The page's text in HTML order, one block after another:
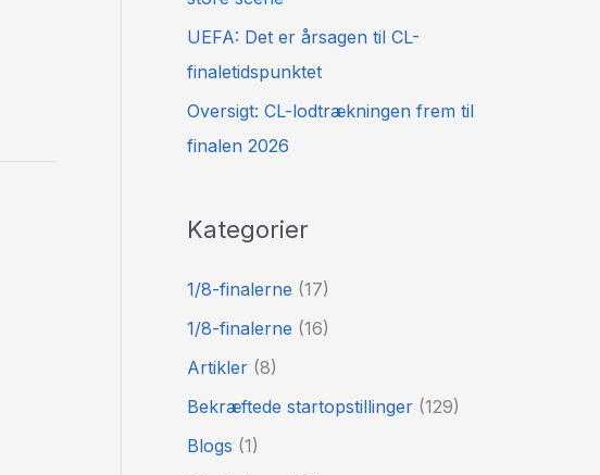
UEFA: Det er årsagen til CL-
finaletidspunktet
Oversigt: CL-lodtrækningen frem til
finalen 2026
Kategorier
1/8-finalerne (17)
1/8-finalerne (16)
Artikler (8)
Bekræftede startopstillinger (129)
Blogs (1)